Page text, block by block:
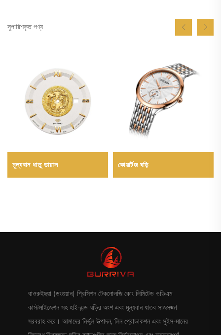
সুপারিশকৃত পণ্য
মূল্যবান ধাতু ডায়াল কোয়ার্টজ ঘড়ি
বাওরুইহুয়া (ডংগুয়ান) প্রিসিশন টেকনোলজি কোং লিমিটেড ওডিএম
কাস্টমাইজেশন সহ হাই-এন্ড ঘড়ির অংশ এবং মূল্যবান ধাতব সাজসজ্জা
সরবরাহ করে। আমাদের নির্ভুল উত্পাদন, লিন প্রোডাকশন এবং সুইস-মানের